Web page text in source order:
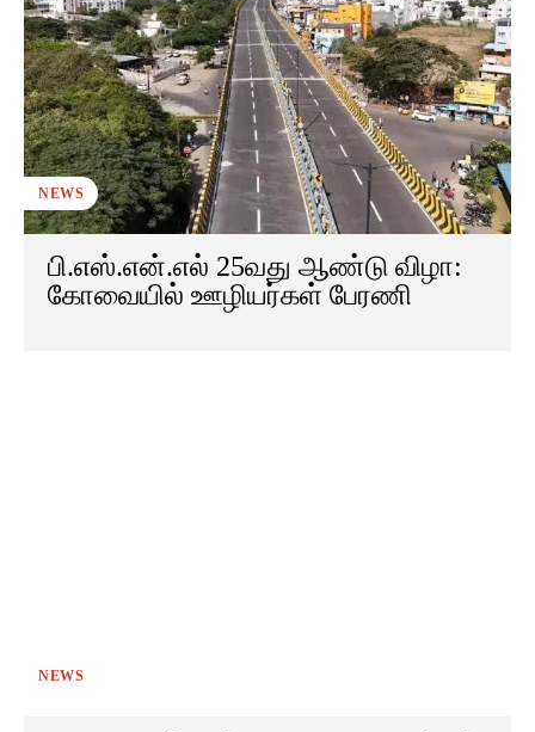
NEWS
பி.எஸ்.என்.எல் 25வது ஆண்டு விழா:
கோவையில் ஊழியர்கள் பேரணி
NEWS